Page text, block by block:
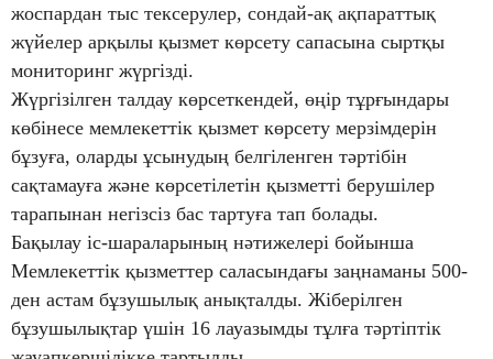
жоспардан тыс тексерулер, сондай-ақ ақпараттық
жүйелер арқылы қызмет көрсету сапасына сыртқы
мониторинг жүргізді.
Жүргізілген талдау көрсеткендей, өңір тұрғындары
көбінесе мемлекеттік қызмет көрсету мерзімдерін
бұзуға, оларды ұсынудың белгіленген тәртібін
сақтамауға және көрсетілетін қызметті берушілер
тарапынан негізсіз бас тартуға тап болады.
Бақылау іс-шараларының нәтижелері бойынша
Мемлекеттік қызметтер саласындағы заңнаманы 500-
ден астам бұзушылық анықталды. Жіберілген
бұзушылықтар үшін 16 лауазымды тұлға тәртіптік